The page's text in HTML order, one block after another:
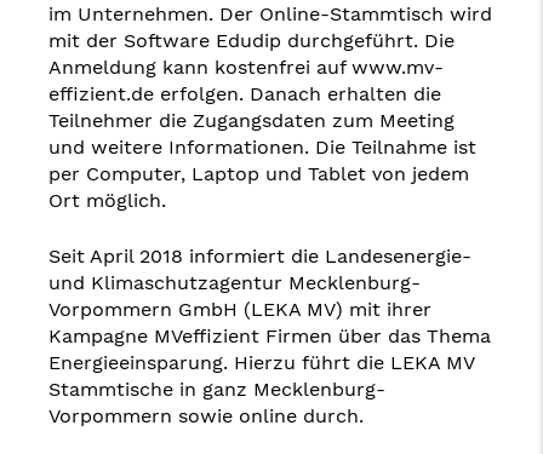
im Unternehmen. Der Online-Stammtisch wird
mit der Software Edudip durchgeführt. Die
Anmeldung kann kostenfrei auf www.mv-
effizient.de erfolgen. Danach erhalten die
Teilnehmer die Zugangsdaten zum Meeting
und weitere Informationen. Die Teilnahme ist
per Computer, Laptop und Tablet von jedem
Ort möglich.
Seit April 2018 informiert die Landesenergie-
und Klimaschutzagentur Mecklenburg-
Vorpommern GmbH (LEKA MV) mit ihrer
Kampagne MVeffizient Firmen über das Thema
Energieeinsparung. Hierzu führt die LEKA MV
Stammtische in ganz Mecklenburg-
Vorpommern sowie online durch.